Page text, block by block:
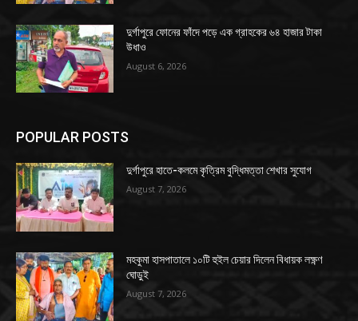
দুর্গাপুরে ফোনের ফাঁদে পড়ে এক গ্রাহকের ৬৪ হাজার টাকা
উধাও
August 6, 2026
POPULAR POSTS
দুর্গাপুরে হাতে-কলমে কৃত্রিম বুদ্ধিমত্তা শেখার সুযোগ
August 7, 2026
মহকুমা হাসপাতালে ১০টি হুইল চেয়ার দিলেন বিধায়ক লক্ষ্ণণ
ঘোড়ুই
August 7, 2026